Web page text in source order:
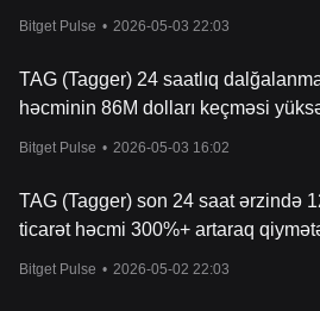
Bitget Pulse • 2026-05-03 22:03
TAG (Tagger) 24 saatlıq
həcminin 86M dolları keçməsi
Bitget Pulse • 2026-05-03 16:02
TAG (Tagger) son 24 saat ərzində
ticarət həcmi 300%+ artaraq
Bitget Pulse • 2026-05-02 22:03